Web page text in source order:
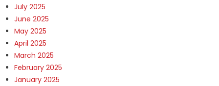
July 2025
June 2025
May 2025
April 2025
March 2025
February 2025
January 2025